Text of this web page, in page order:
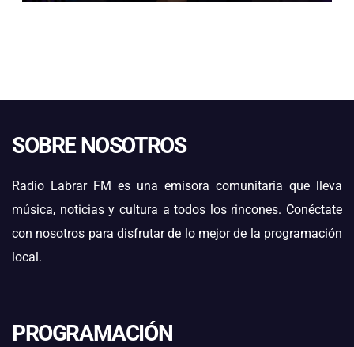
SOBRE NOSOTROS
Radio Labrar FM es una emisora comunitaria que lleva
música, noticias y cultura a todos los rincones. Conéctate
con nosotros para disfrutar de lo mejor de la programación
local.
PROGRAMACIÓN